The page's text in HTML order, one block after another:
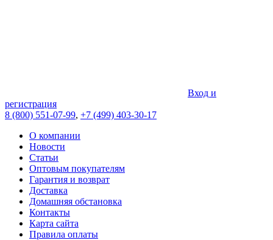
Вход и
регистрация
8 (800) 551-07-99, +7 (499) 403-30-17
О компании
Новости
Статьи
Оптовым покупателям
Гарантия и возврат
Доставка
Домашняя обстановка
Контакты
Карта сайта
Правила оплаты